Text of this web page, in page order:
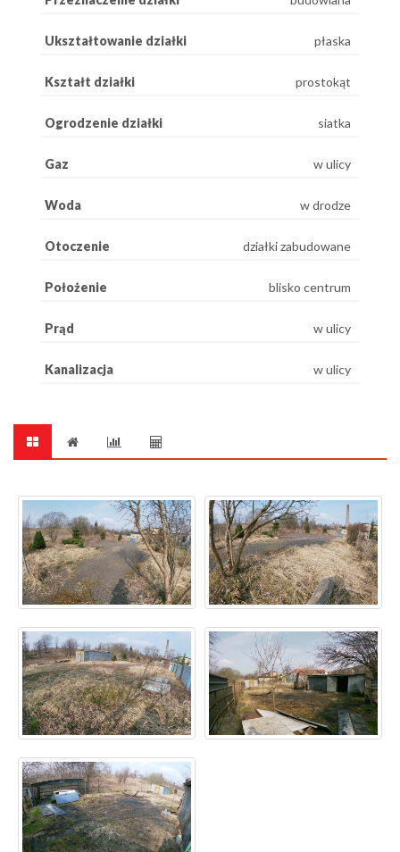
Ukształtowanie działki płaska
Kształt działki prostokąt
Ogrodzenie działki siatka
Gaz w ulicy
Woda w drodze
Otoczenie działki zabudowane
Położenie blisko centrum
Prąd w ulicy
Kanalizacja w ulicy